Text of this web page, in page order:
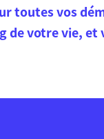
toutes vos
de votre vie,